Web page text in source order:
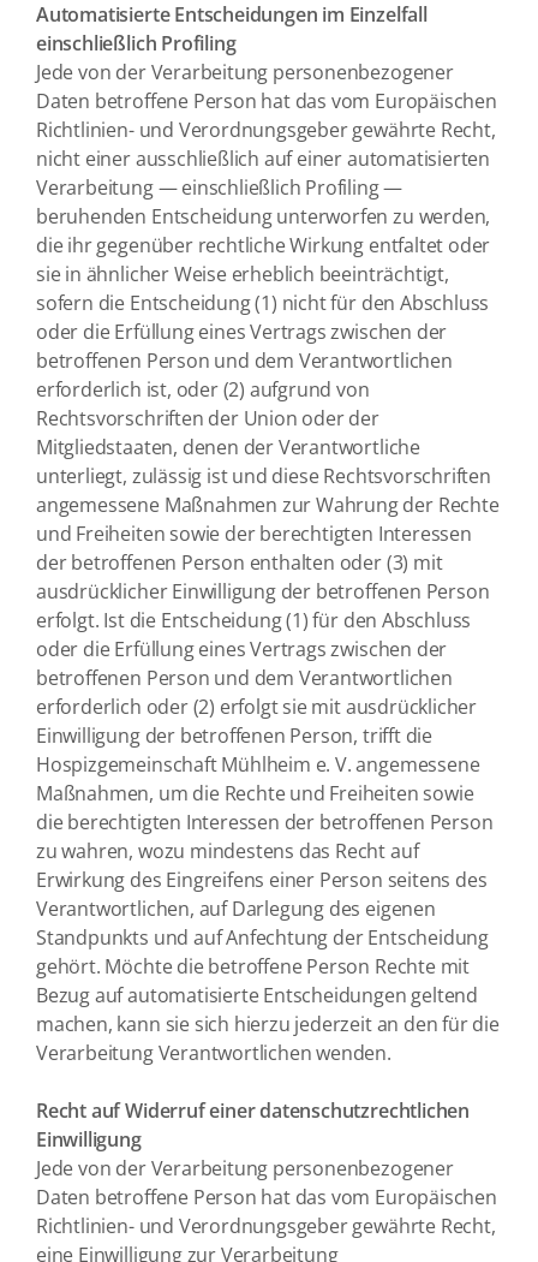
Automatisierte Entscheidungen im Einzelfall
einschließlich Profiling
Jede von der Verarbeitung personenbezogener
Daten betroffene Person hat das vom Europäischen
Richtlinien- und Verordnungsgeber gewährte Recht,
nicht einer ausschließlich auf einer automatisierten
Verarbeitung — einschließlich Profiling —
beruhenden Entscheidung unterworfen zu werden,
die ihr gegenüber rechtliche Wirkung entfaltet oder
sie in ähnlicher Weise erheblich beeinträchtigt,
sofern die Entscheidung (1) nicht für den Abschluss
oder die Erfüllung eines Vertrags zwischen der
betroffenen Person und dem Verantwortlichen
erforderlich ist, oder (2) aufgrund von
Rechtsvorschriften der Union oder der
Mitgliedstaaten, denen der Verantwortliche
unterliegt, zulässig ist und diese Rechtsvorschriften
angemessene Maßnahmen zur Wahrung der Rechte
und Freiheiten sowie der berechtigten Interessen
der betroffenen Person enthalten oder (3) mit
ausdrücklicher Einwilligung der betroffenen Person
erfolgt. Ist die Entscheidung (1) für den Abschluss
oder die Erfüllung eines Vertrags zwischen der
betroffenen Person und dem Verantwortlichen
erforderlich oder (2) erfolgt sie mit ausdrücklicher
Einwilligung der betroffenen Person, trifft die
Hospizgemeinschaft Mühlheim e. V. angemessene
Maßnahmen, um die Rechte und Freiheiten sowie
die berechtigten Interessen der betroffenen Person
zu wahren, wozu mindestens das Recht auf
Erwirkung des Eingreifens einer Person seitens des
Verantwortlichen, auf Darlegung des eigenen
Standpunkts und auf Anfechtung der Entscheidung
gehört. Möchte die betroffene Person Rechte mit
Bezug auf automatisierte Entscheidungen geltend
machen, kann sie sich hierzu jederzeit an den für die
Verarbeitung Verantwortlichen wenden.
Recht auf Widerruf einer datenschutzrechtlichen
Einwilligung
Jede von der Verarbeitung personenbezogener
Daten betroffene Person hat das vom Europäischen
Richtlinien- und Verordnungsgeber gewährte Recht,
eine Einwilligung zur Verarbeitung